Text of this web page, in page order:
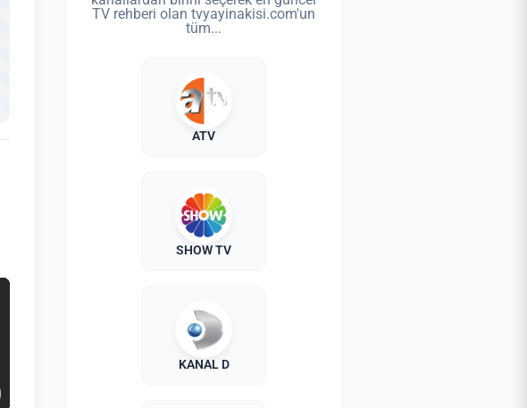
TV rehberi olan tvyayinakisi.com'un
tüm...
ATV
SHOW TV
KANAL D